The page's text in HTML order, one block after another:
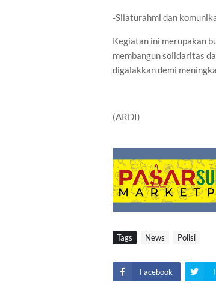
-Silaturahmi dan
Kegiatan ini merupakan
membangun solidaritas
digalakkan demi
(ARDI)
Tags News Polisi
Facebook